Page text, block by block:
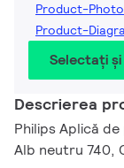
Product-
Product-
Selectați
Descrierea
Philips Aplică
Alb neutru 740,